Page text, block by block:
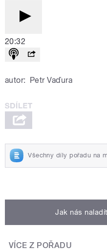
20:32
autor: Petr Vaďura
Všechny díly pořadu na
Jak nás
VÍCE Z POŘADU